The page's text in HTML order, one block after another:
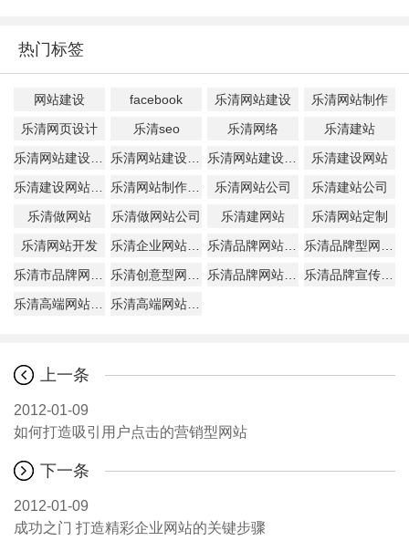
热门标签
网站建设 facebook 乐清网站建设
乐清网站制作
乐清网页设计
乐清seo 乐清网络
乐清建站
乐清网站建设公司
乐清网站建设公司哪家好 乐清网站建设哪家好
乐清建设网站
乐清建设网站公司
乐清网站制作公司 乐清网站公司
乐清建站公司
乐清做网站
乐清做网站公司 乐清建网站
乐清网站定制
乐清网站开发
乐清企业网站建设 乐清品牌网站建设
乐清品牌型网站制作公司
乐清市品牌网站建设多少钱
乐清创意型网站建设 乐清品牌网站服务
乐清品牌宣传网站
乐清高端网站建设
乐清高端网站建设公司
上一条
2012-01-09
如何打造吸引用户点击的营销型网站
下一条
2012-01-09
成功之门 打造精彩企业网站的关键步骤